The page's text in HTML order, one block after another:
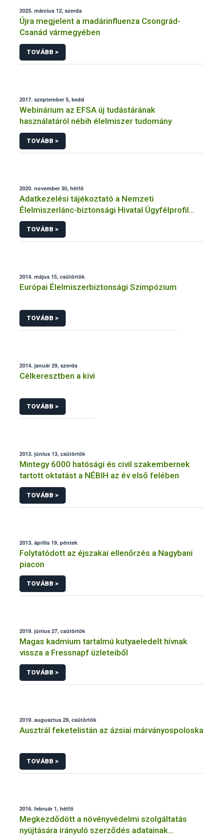
2025. március 12, szerda
Újra megjelent a madárinfluenza Csongrád-
Csanád vármegyében
TOVÁBB >
2017. szeptember 5, kedd
Webinárium az EFSA új tudástárának
használatáról nébih élelmiszer tudomány
TOVÁBB >
2020. november 30, hétfő
Adatkezelési tájékoztató a Nemzeti
Élelmiszerlánc-biztonsági Hivatal Ügyfélprofil
Rendszerben állatgyógyászati termékek
témakörben közhatalmi eljárásaihoz kapcsolódó
adatkezeléséhez
TOVÁBB >
2014. május 15, csütörtök
Európai Élelmiszerbiztonsági Szimpózium
TOVÁBB >
2014. január 29, szerda
Célkeresztben a kivi
TOVÁBB >
2013. június 13, csütörtök
Mintegy 6000 hatósági és civil szakembernek
tartott oktatást a NÉBIH az év első felében
TOVÁBB >
2013. április 19, péntek
Folytatódott az éjszakai ellenőrzés a Nagybani
piacon
TOVÁBB >
2019. június 27, csütörtök
Magas kadmium tartalmú kutyaeledelt hívnak
vissza a Fressnapf üzleteiből
TOVÁBB >
2019. augusztus 29, csütörtök
Ausztrál feketelistán az ázsiai márványospoloska
TOVÁBB >
2016. február 1, hétfő
Megkezdődött a növényvédelmi szolgáltatás
nyújtására irányuló szerződés adatainak